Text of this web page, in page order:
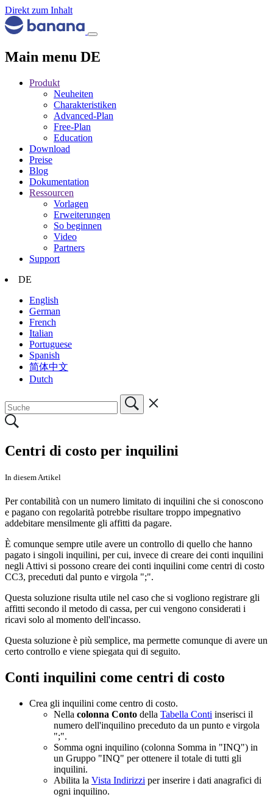
Direkt zum Inhalt
Main menu DE
Produkt
Neuheiten
Charakteristiken
Advanced-Plan
Free-Plan
Education
Download
Preise
Blog
Dokumentation
Ressourcen
Vorlagen
Erweiterungen
So beginnen
Video
Partners
Support
DE
English
German
French
Italian
Portuguese
Spanish
简体中文
Dutch
Centri di costo per inquilini
In diesem Artikel
Per contabilità con un numero limitato di inquilini che si conoscono
e pagano con regolarità potrebbe risultare troppo impegnativo
addebitare mensilmente gli affitti da pagare.
È comunque sempre utile avere un controllo di quello che hanno
pagato i singoli inquilini, per cui, invece di creare dei conti inquilini
negli Attivi si possono creare dei conti inquilini come centri di costo
CC3, preceduti dal punto e virgola ";".
Questa soluzione risulta utile nel caso che si vogliono registrare gli
affitti secondo il metodo di cassa, per cui vengono considerati i
ricavi solo al momento dell'incasso.
Questa soluzione è più semplice, ma permette comunque di avere un
certo controllo e viene spiegata qui di seguito.
Conti inquilini come centri di costo
Crea gli inquilini come centro di costo.
Nella colonna Conto della Tabella Conti inserisci il
numero dell'inquilino preceduto da un punto e virgola
";".
Somma ogni inquilino (colonna Somma in "INQ") in
un Gruppo "INQ" per ottenere il totale di tutti gli
inquilini.
Abilita la Vista Indirizzi per inserire i dati anagrafici di
ogni inquilino.